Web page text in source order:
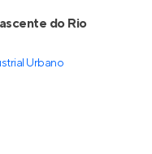
do Rio
Urbano